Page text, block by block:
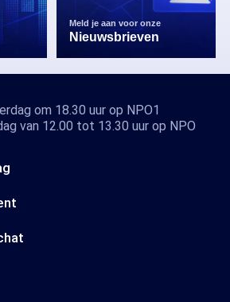
Meld je aan voor onze
Nieuwsbrieven
om 18.30 uur op NPO1
van 12.00 tot 13.30 uur op NPO